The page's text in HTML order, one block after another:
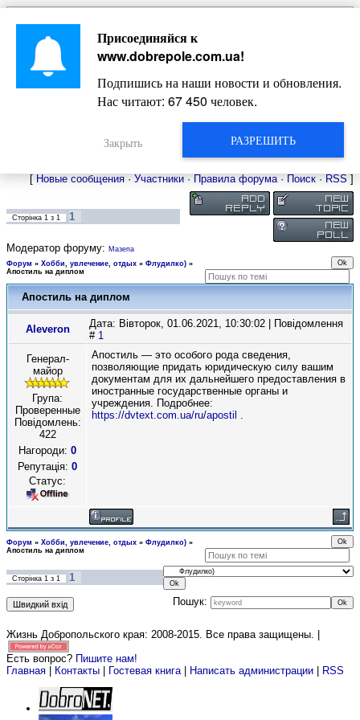
Главная
Новости
Довідкова
Фото
Оголошення
Видео
Жизнь Добропольского края
[ Новые сообщения · Участники · Правила форума· Поиск · RSS ]
Сторінка 1 з 1 1
Модератор форуму: Мазепа
Форум » Хобби, увлечение, отдых » Флудилко) »
Апостиль на диплом
Апостиль на диплом
Aleveron
Дата: Вівторок, 01.06.2021, 10:30:02 | Повідомлення
# 1
Генерал-
майор
Група:
Проверенные
Повідомлень:
422
Нагороди: 0
Репутація: 0
Статус:
Апостиль — это особого рода сведения,
позволяющие придать юридическую силу вашим
документам для их дальнейшего предоставления в
иностранные государственные органы и
учреждения. Подробнее:
https://dvtext.com.ua/ru/apostil .
Форум » Хобби, увлечение, отдых » Флудилко) »
Апостиль на диплом
Сторінка 1 з 1
1
Пошук:
Жизнь Добропольского края: 2008-2015. Все права защищены. |
Есть вопрос? Пишите нам!
Главная
Контакты Гостевая книга| Написать администрации RSS
Присоединяйся к
www.dobrepole.com.ua!
Подпишись на наши новости и обновления.
Нас читают: 67 450 человек.
РАЗРЕШИТЬ
Закрыть